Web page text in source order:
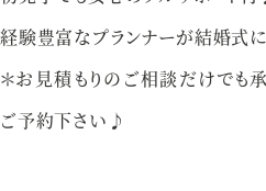
経験豊富なプランナーが結婚式に
＊お見積もりのご相談だけでも
ご予約下さい♪